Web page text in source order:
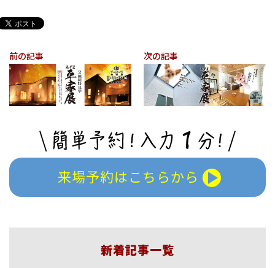
前の記事 次の記事
来場予約はこちらから
新着記事一覧